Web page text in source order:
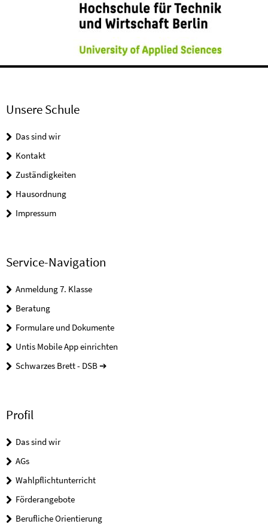
Unsere Schule
Das sind wir
Kontakt
Zuständigkeiten
Hausordnung
Impressum
Service-Navigation
Anmeldung 7. Klasse
Beratung
Formulare und Dokumente
Untis Mobile App einrichten
Schwarzes Brett - DSB ➔
Profil
Das sind wir
AGs
Wahlpflichtunterricht
Förderangebote
Berufliche Orientierung